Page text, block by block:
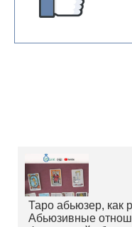
Таро абьюзер, как
Абьюзивные